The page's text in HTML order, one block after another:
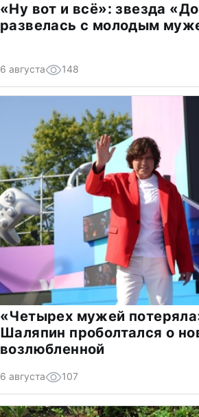
«Ну вот и всё»: звезда
развелась с молодым
6 августа 148
«Четырех мужей
Шаляпин проболтался о
возлюбленной
6 августа 107